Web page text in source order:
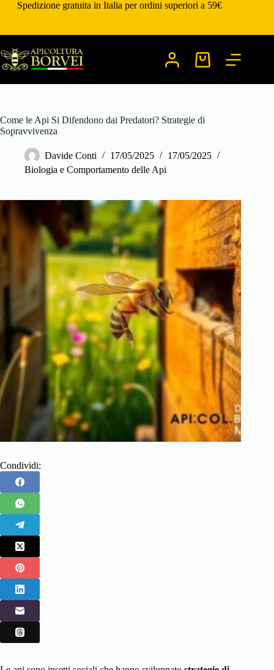
SaltaSpedizione gratuita in Italia per ordini superiori a 59€
Carrello
Come le Api Si Difendono dai Predatori? Strategie di
Sopravvivenza
Davide Conti 17/05/2025
17/05/2025
Biologia e Comportamento delle Api
Condividi: